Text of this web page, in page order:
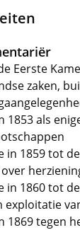
Eerste
zaken,
1853 als
in 1859 tot
in 1860 tot
exploitatie
1869 tegen